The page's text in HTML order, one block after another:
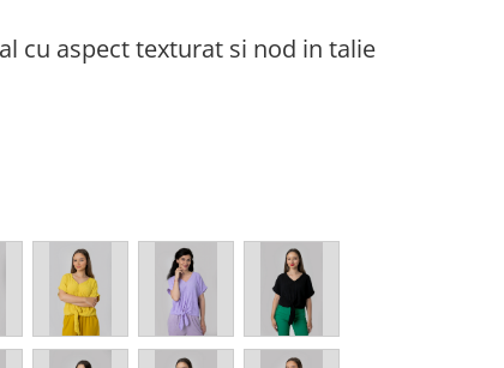
cu aspect texturat si nod in talie